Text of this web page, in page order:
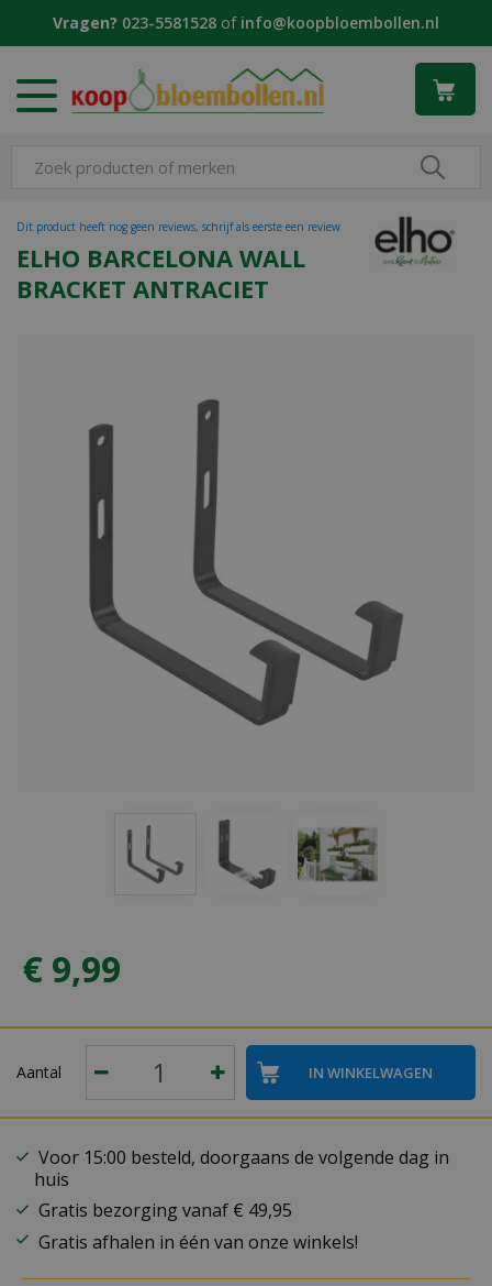
Vragen? 023-5581528 of info@koopbloembollen.nl
ELHO BARCELONA WALL
BRACKET ANTRACIET
Dit product heeft nog geen reviews, schrijf als eerste een review
€ 9,99
Aantal
Voor 15:00 besteld, doorgaans de volgende dag in
huis
Gratis bezorging vanaf € 49,95
Gratis afhalen in één van onze winkels!